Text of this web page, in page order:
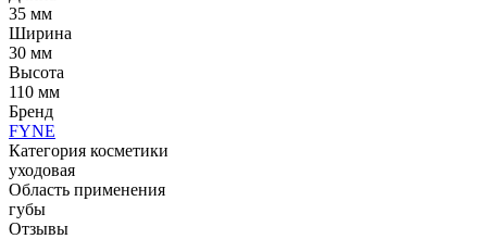
35 мм
Ширина
30 мм
Высота
110 мм
Бренд
FYNE
Категория косметики
уходовая
Область применения
губы
Отзывы